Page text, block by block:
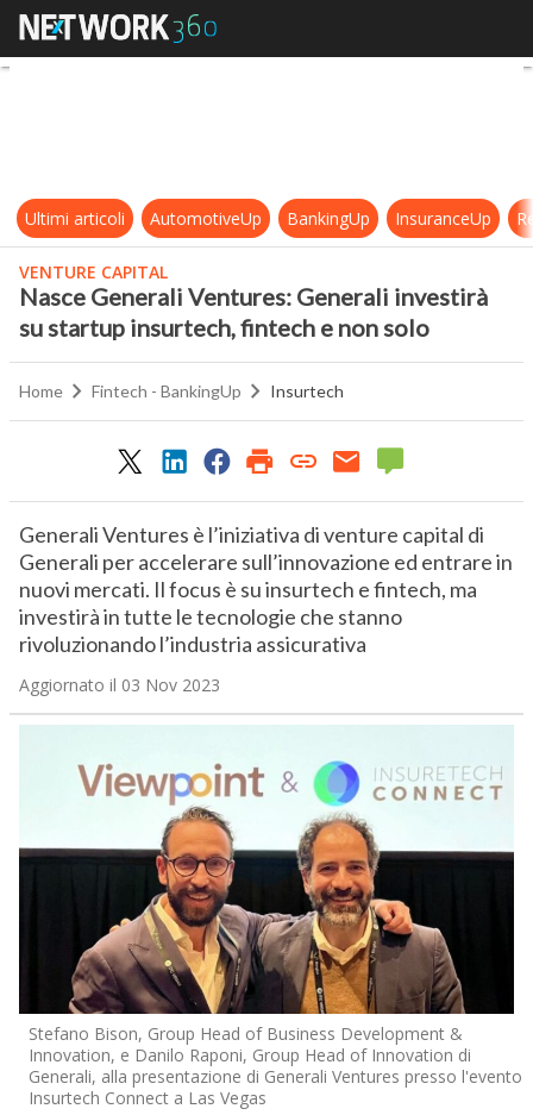
Nasce Generali Ventures:
Ultimi articoli AutomotiveUp BankingUp InsuranceUp
VENTURE CAPITAL
Nasce Generali Ventures: Generali investirà
su startup insurtech, fintech e non solo
Home Fintech - BankingUp Insurtech
Generali Ventures è l’iniziativa di venture capital di
Generali per accelerare sull’innovazione ed entrare in
nuovi mercati. Il focus è su insurtech e fintech, ma
investirà in tutte le tecnologie che stanno
rivoluzionando l’industria assicurativa
Aggiornato il 03 Nov 2023
Stefano Bison, Group Head of Business Development &
Innovation, e Danilo Raponi, Group Head of Innovation di
Generali, alla presentazione di Generali Ventures presso l'evento
Insurtech Connect a Las Vegas